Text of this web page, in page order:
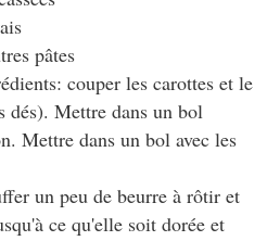
pâtes
couper les carottes et le
dés). Mettre dans un bol
Mettre dans un bol avec les
un peu de beurre à rôtir et
ce qu'elle soit dorée et